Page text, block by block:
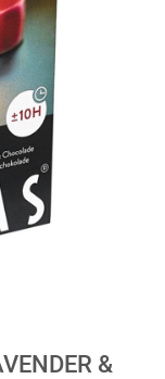
&